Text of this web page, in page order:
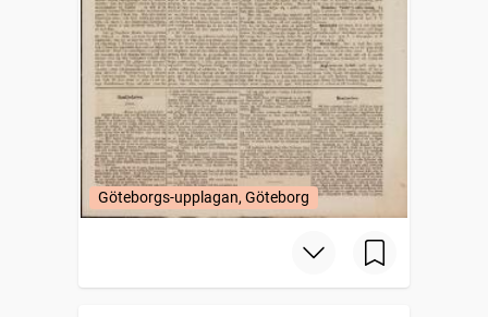
Göteborgs-upplagan, Göteborg